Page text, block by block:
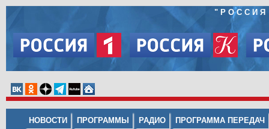
"
НОВОСТИ ПРОГРАММЫ РАДИО ПРОГРАММА ПЕРЕДАЧ